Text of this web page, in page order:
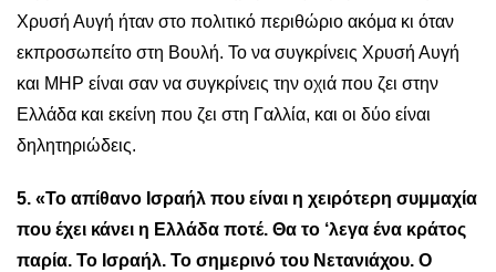
Χρυσή Αυγή ήταν στο πολιτικό περιθώριο ακόμα κι όταν
εκπροσωπείτο στη Βουλή. Το να συγκρίνεις Χρυσή Αυγή
και MHP είναι σαν να συγκρίνεις την οχιά που ζει στην
Ελλάδα και εκείνη που ζει στη Γαλλία, και οι δύο είναι
δηλητηριώδεις.
5. «Το απίθανο Ισραήλ που είναι η χειρότερη συμμαχία
που έχει κάνει η Ελλάδα ποτέ. Θα το ‘λεγα ένα κράτος
παρία. Το Ισραήλ. Το σημερινό του Νετανιάχου. Ο